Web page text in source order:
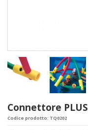
Connettore PLUS
Codice prodotto: TQ0202